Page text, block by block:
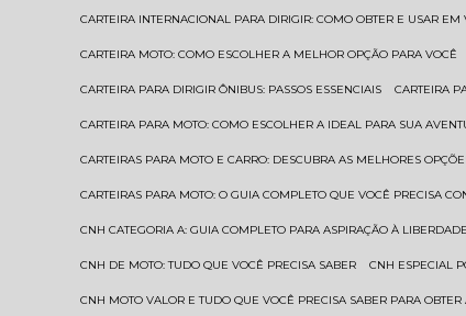
CARTEIRA INTERNACIONAL PARA DIRIGIR: COMO OBTER E USAR
CARTEIRA MOTO: COMO ESCOLHER A MELHOR OPÇÃO PARA VOCÊ
CARTEIRA PARA DIRIGIR ÔNIBUS: PASSOS ESSENCIAIS CARTEIRA
CARTEIRA PARA MOTO: COMO ESCOLHER A IDEAL PARA SUA
CARTEIRAS PARA MOTO E CARRO: DESCUBRA AS MELHORES
CARTEIRAS PARA MOTO: O GUIA COMPLETO QUE VOCÊ PRECISA
CNH CATEGORIA A: GUIA COMPLETO PARA ASPIRAÇÃO À LIBERDADE
CNH DE MOTO: TUDO QUE VOCÊ PRECISA SABER CNH ESPECIAL
CNH MOTO VALOR E TUDO QUE VOCÊ PRECISA SABER PARA OBTER